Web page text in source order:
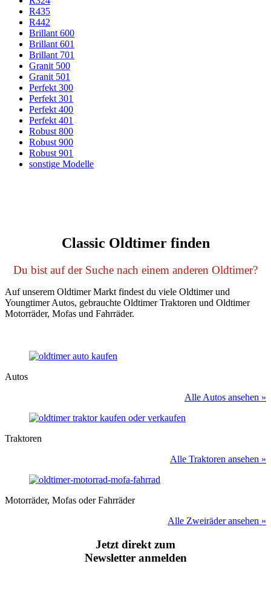
R435
R442
Brillant 600
Brillant 601
Brillant 701
Granit 500
Granit 501
Perfekt 300
Perfekt 301
Perfekt 400
Perfekt 401
Robust 800
Robust 900
Robust 901
sonstige Modelle
Classic Oldtimer finden
Du bist auf der Suche nach einem anderen Oldtimer?
Auf unserem Oldtimer Markt findest du viele Oldtimer und
Youngtimer Autos, gebrauchte Oldtimer Traktoren und Oldtimer
Motorräder, Mofas und Fahrräder.
Autos
Alle Autos ansehen »
Traktoren
Alle Traktoren ansehen »
Motorräder, Mofas oder Fahrräder
Alle Zweiräder ansehen »
Jetzt direkt zum
Newsletter anmelden